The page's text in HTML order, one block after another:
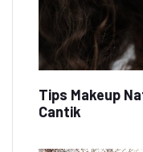
Tips Makeup
Cantik